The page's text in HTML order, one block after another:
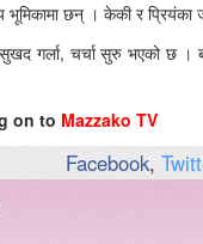
भूमिकामा छन् । केकी र प्रियंका
गर्ला, चर्चा सुरु भएको छ ।
on to Mazzako TV
Facebook,